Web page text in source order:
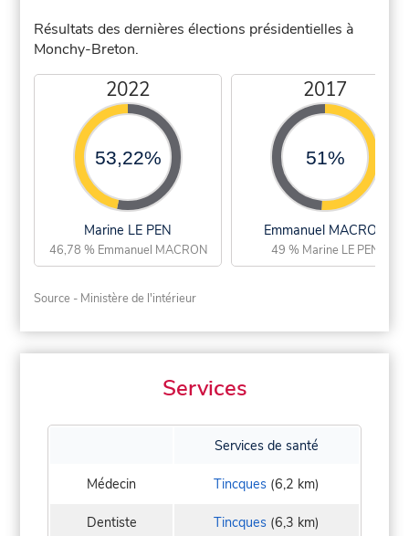
Résultats des dernières élections présidentielles à
Monchy-Breton.
2022
53,22%
Marine LE PEN
46,78 % Emmanuel MACRON
2017
51%
Emmanuel MACRON
49 % Marine LE PEN
Source - Ministère de l'intérieur
Services
Services de santé
Médecin Tincques (6,2 km)
Dentiste Tincques (6,3 km)